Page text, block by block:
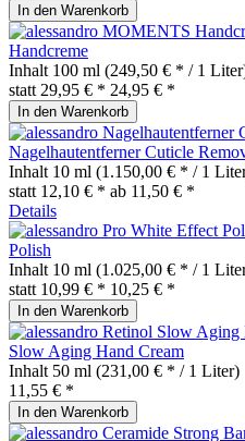
In den Warenkorb
Handcreme
Inhalt 100 ml (249,50 € * / 1
statt 29,95 € * 24,95 € *
In den Warenkorb
Nagelhautentferner Cuticle
Inhalt 10 ml (1.150,00 € * / 1
statt 12,10 € * ab 11,50 € *
Details
Polish
Inhalt 10 ml (1.025,00 € * / 1
statt 10,99 € * 10,25 € *
In den Warenkorb
Slow Aging Hand Cream
Inhalt 50 ml (231,00 € * / 1 Liter)
11,55 € *
In den Warenkorb